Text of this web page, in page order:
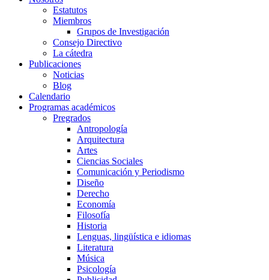
Estatutos
Miembros
Grupos de Investigación
Consejo Directivo
La cátedra
Publicaciones
Noticias
Blog
Calendario
Programas académicos
Pregrados
Antropología
Arquitectura
Artes
Ciencias Sociales
Comunicación y Periodismo
Diseño
Derecho
Economía
Filosofía
Historia
Lenguas, lingüística e idiomas
Literatura
Música
Psicología